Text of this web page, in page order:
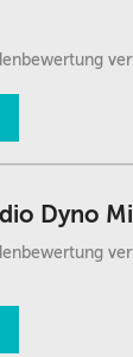
Dyno